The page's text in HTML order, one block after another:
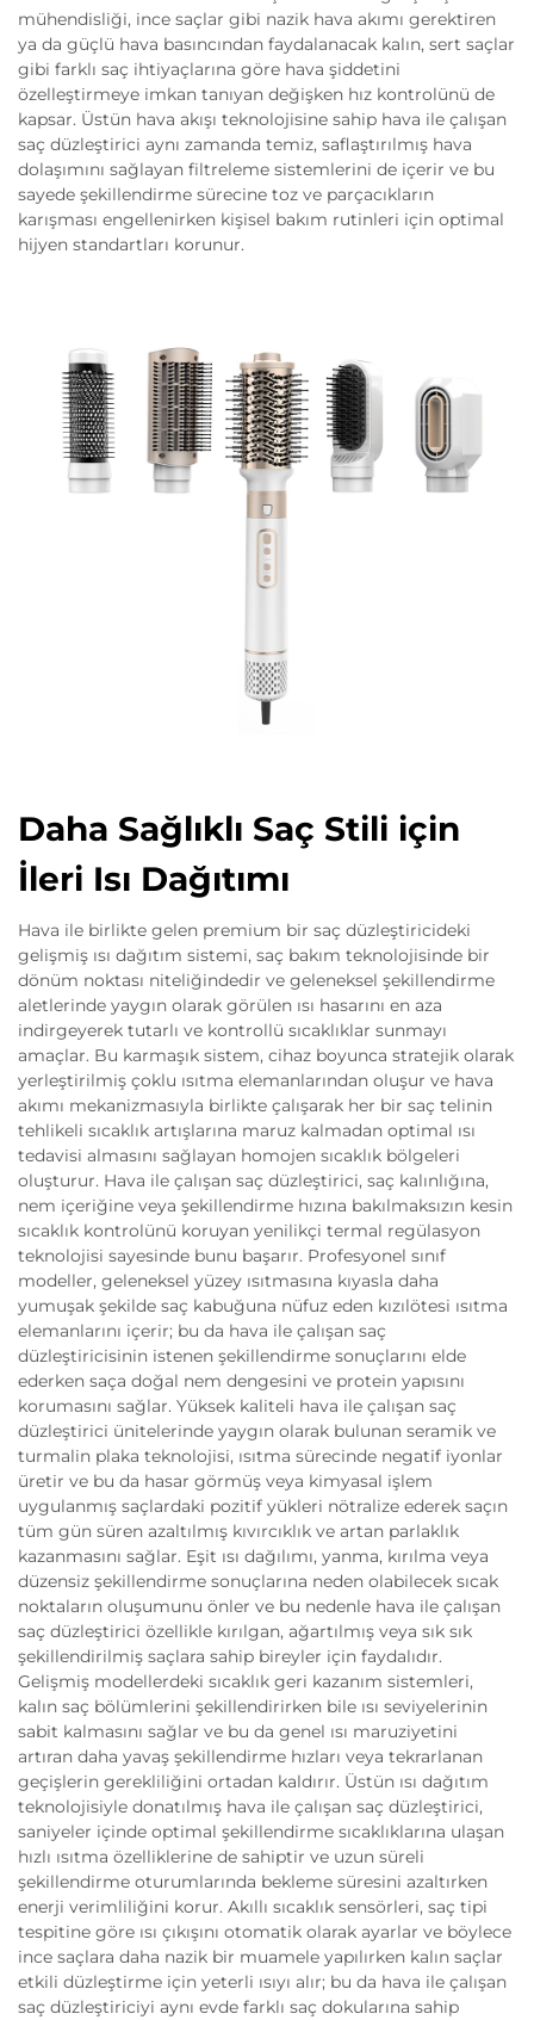
mühendisliği, ince saçlar gibi nazik hava akımı gerektiren
ya da güçlü hava basıncından faydalanacak kalın, sert saçlar
gibi farklı saç ihtiyaçlarına göre hava şiddetini
özelleştirmeye imkan tanıyan değişken hız kontrolünü de
kapsar. Üstün hava akışı teknolojisine sahip hava ile çalışan
saç düzleştirici aynı zamanda temiz, saflaştırılmış hava
dolaşımını sağlayan filtreleme sistemlerini de içerir ve bu
sayede şekillendirme sürecine toz ve parçacıkların
karışması engellenirken kişisel bakım rutinleri için optimal
hijyen standartları korunur.
Daha Sağlıklı Saç Stili için
İleri Isı Dağıtımı
Hava ile birlikte gelen premium bir saç düzleştiricideki
gelişmiş ısı dağıtım sistemi, saç bakım teknolojisinde bir
dönüm noktası niteliğindedir ve geleneksel şekillendirme
aletlerinde yaygın olarak görülen ısı hasarını en aza
indirgeyerek tutarlı ve kontrollü sıcaklıklar sunmayı
amaçlar. Bu karmaşık sistem, cihaz boyunca stratejik olarak
yerleştirilmiş çoklu ısıtma elemanlarından oluşur ve hava
akımı mekanizmasıyla birlikte çalışarak her bir saç telinin
tehlikeli sıcaklık artışlarına maruz kalmadan optimal ısı
tedavisi almasını sağlayan homojen sıcaklık bölgeleri
oluşturur. Hava ile çalışan saç düzleştirici, saç kalınlığına,
nem içeriğine veya şekillendirme hızına bakılmaksızın kesin
sıcaklık kontrolünü koruyan yenilikçi termal regülasyon
teknolojisi sayesinde bunu başarır. Profesyonel sınıf
modeller, geleneksel yüzey ısıtmasına kıyasla daha
yumuşak şekilde saç kabuğuna nüfuz eden kızılötesi ısıtma
elemanlarını içerir; bu da hava ile çalışan saç
düzleştiricisinin istenen şekillendirme sonuçlarını elde
ederken saça doğal nem dengesini ve protein yapısını
korumasını sağlar. Yüksek kaliteli hava ile çalışan saç
düzleştirici ünitelerinde yaygın olarak bulunan seramik ve
turmalin plaka teknolojisi, ısıtma sürecinde negatif iyonlar
üretir ve bu da hasar görmüş veya kimyasal işlem
uygulanmış saçlardaki pozitif yükleri nötralize ederek saçın
tüm gün süren azaltılmış kıvırcıklık ve artan parlaklık
kazanmasını sağlar. Eşit ısı dağılımı, yanma, kırılma veya
düzensiz şekillendirme sonuçlarına neden olabilecek sıcak
noktaların oluşumunu önler ve bu nedenle hava ile çalışan
saç düzleştirici özellikle kırılgan, ağartılmış veya sık sık
şekillendirilmiş saçlara sahip bireyler için faydalıdır.
Gelişmiş modellerdeki sıcaklık geri kazanım sistemleri,
kalın saç bölümlerini şekillendirirken bile ısı seviyelerinin
sabit kalmasını sağlar ve bu da genel ısı maruziyetini
artıran daha yavaş şekillendirme hızları veya tekrarlanan
geçişlerin gerekliliğini ortadan kaldırır. Üstün ısı dağıtım
teknolojisiyle donatılmış hava ile çalışan saç düzleştirici,
saniyeler içinde optimal şekillendirme sıcaklıklarına ulaşan
hızlı ısıtma özelliklerine de sahiptir ve uzun süreli
şekillendirme oturumlarında bekleme süresini azaltırken
enerji verimliliğini korur. Akıllı sıcaklık sensörleri, saç tipi
tespitine göre ısı çıkışını otomatik olarak ayarlar ve böylece
ince saçlara daha nazik bir muamele yapılırken kalın saçlar
etkili düzleştirme için yeterli ısıyı alır; bu da hava ile çalışan
saç düzleştiriciyi aynı evde farklı saç dokularına sahip